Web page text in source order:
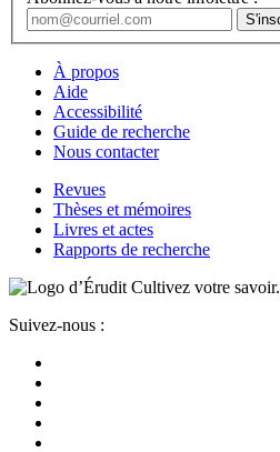
À propos
Aide
Accessibilité
Guide de recherche
Nous contacter
Revues
Thèses et mémoires
Livres et actes
Rapports de recherche
Cultivez votre savoir.
Suivez-nous :